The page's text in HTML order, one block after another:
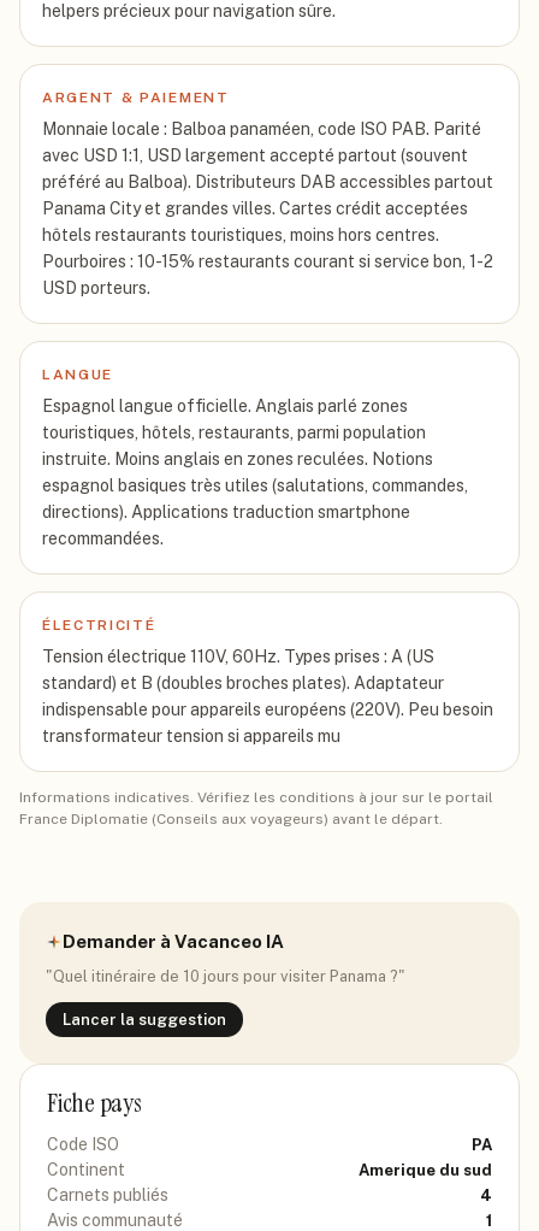
helpers précieux pour navigation sûre.
ARGENT & PAIEMENT
Monnaie locale : Balboa panaméen, code ISO PAB. Parité
avec USD 1:1, USD largement accepté partout (souvent
préféré au Balboa). Distributeurs DAB accessibles partout
Panama City et grandes villes. Cartes crédit acceptées
hôtels restaurants touristiques, moins hors centres.
Pourboires : 10-15% restaurants courant si service bon, 1-2
USD porteurs.
LANGUE
Espagnol langue officielle. Anglais parlé zones
touristiques, hôtels, restaurants, parmi population
instruite. Moins anglais en zones reculées. Notions
espagnol basiques très utiles (salutations, commandes,
directions). Applications traduction smartphone
recommandées.
ÉLECTRICITÉ
Tension électrique 110V, 60Hz. Types prises : A (US
standard) et B (doubles broches plates). Adaptateur
indispensable pour appareils européens (220V). Peu besoin
transformateur tension si appareils mu
Informations indicatives. Vérifiez les conditions à jour sur le portail
France Diplomatie (Conseils aux voyageurs) avant le départ.
Demander à Vacanceo IA
"Quel itinéraire de 10 jours pour visiter Panama ?"
Lancer la suggestion
Fiche pays
Code ISO PA
Continent Amerique du sud
Carnets publiés 4
Avis communauté 1